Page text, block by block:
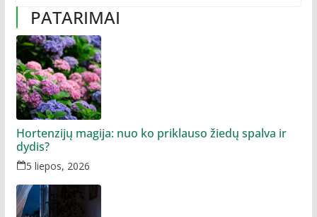
PATARIMAI
Hortenzijų magija: nuo ko priklauso žiedų spalva ir
dydis?
5 liepos, 2026